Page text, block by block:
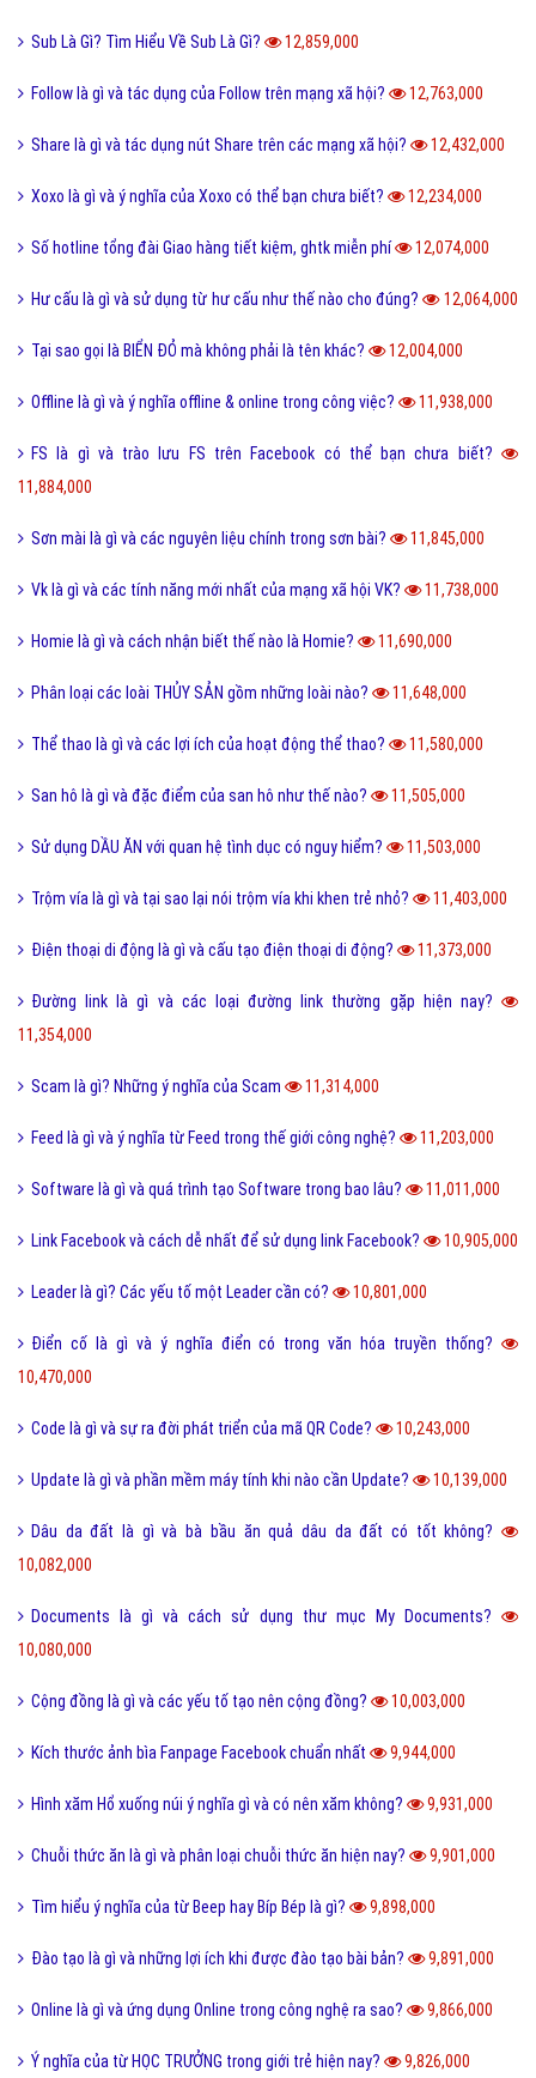
Sub Là Gì? Tìm Hiểu Về Sub Là Gì? 12,859,000
Follow là gì và tác dụng của Follow trên mạng xã hội? 12,763,000
Share là gì và tác dụng nút Share trên các mạng xã hội? 12,432,000
Xoxo là gì và ý nghĩa của Xoxo có thể bạn chưa biết? 12,234,000
Số hotline tổng đài Giao hàng tiết kiệm, ghtk miễn phí 12,074,000
Hư cấu là gì và sử dụng từ hư cấu như thế nào cho đúng? 12,064,000
Tại sao gọi là BIỂN ĐỎ mà không phải là tên khác? 12,004,000
Offline là gì và ý nghĩa offline & online trong công việc? 11,938,000
FS là gì và trào lưu FS trên Facebook có thể bạn chưa biết?
11,884,000
Sơn mài là gì và các nguyên liệu chính trong sơn bài? 11,845,000
Vk là gì và các tính năng mới nhất của mạng xã hội VK? 11,738,000
Homie là gì và cách nhận biết thế nào là Homie? 11,690,000
Phân loại các loài THỦY SẢN gồm những loài nào? 11,648,000
Thể thao là gì và các lợi ích của hoạt động thể thao? 11,580,000
San hô là gì và đặc điểm của san hô như thế nào? 11,505,000
Sử dụng DẦU ĂN với quan hệ tình dục có nguy hiểm? 11,503,000
Trộm vía là gì và tại sao lại nói trộm vía khi khen trẻ nhỏ? 11,403,000
Điện thoại di động là gì và cấu tạo điện thoại di động? 11,373,000
Đường link là gì và các loại đường link thường gặp hiện nay?
11,354,000
Scam là gì? Những ý nghĩa của Scam 11,314,000
Feed là gì và ý nghĩa từ Feed trong thế giới công nghệ? 11,203,000
Software là gì và quá trình tạo Software trong bao lâu? 11,011,000
Link Facebook và cách dễ nhất để sử dụng link Facebook? 10,905,000
Leader là gì? Các yếu tố một Leader cần có? 10,801,000
Điển cố là gì và ý nghĩa điển có trong văn hóa truyền thống?
10,470,000
Code là gì và sự ra đời phát triển của mã QR Code? 10,243,000
Update là gì và phần mềm máy tính khi nào cần Update? 10,139,000
Dâu da đất là gì và bà bầu ăn quả dâu da đất có tốt không?
10,082,000
Documents là gì và cách sử dụng thư mục My Documents?
10,080,000
Cộng đồng là gì và các yếu tố tạo nên cộng đồng? 10,003,000
Kích thước ảnh bìa Fanpage Facebook chuẩn nhất 9,944,000
Hình xăm Hổ xuống núi ý nghĩa gì và có nên xăm không? 9,931,000
Chuỗi thức ăn là gì và phân loại chuỗi thức ăn hiện nay? 9,901,000
Tìm hiểu ý nghĩa của từ Beep hay Bíp Bép là gì? 9,898,000
Đào tạo là gì và những lợi ích khi được đào tạo bài bản? 9,891,000
Online là gì và ứng dụng Online trong công nghệ ra sao? 9,866,000
Ý nghĩa của từ HỌC TRƯỞNG trong giới trẻ hiện nay? 9,826,000